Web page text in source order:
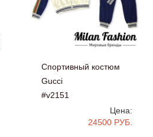
Спортивный костюм
Gucci
#v2151
Цена:
24500 РУБ.